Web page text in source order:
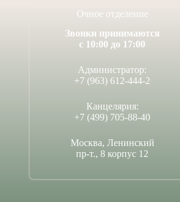
Очное отделение
Звонки принимаются
с 10:00 до 17:00
Администратор:
+7 (963) 612-444-2
Канцелярия:
+7 (499) 705-88-40
Москва, Ленинский
пр-т., 8 корпус 12